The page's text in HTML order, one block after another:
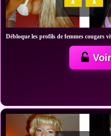
Débloque les profils de femmes cougars